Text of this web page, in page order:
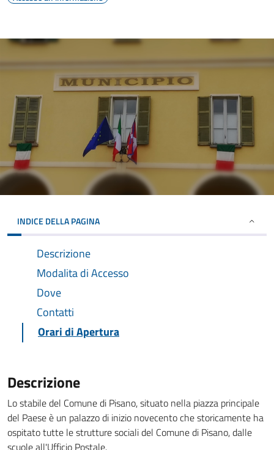
INDICE DELLA PAGINA
Descrizione
Modalita di Accesso
Dove
Contatti
Orari di Apertura
Descrizione
Lo stabile del Comune di Pisano, situato nella piazza principale
del Paese è un palazzo di inizio novecento che storicamente ha
ospitato tutte le strutture sociali del Comune di Pisano, dalle
scuole all'Ufficio Postale.